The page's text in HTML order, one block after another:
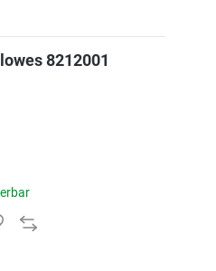
8212001